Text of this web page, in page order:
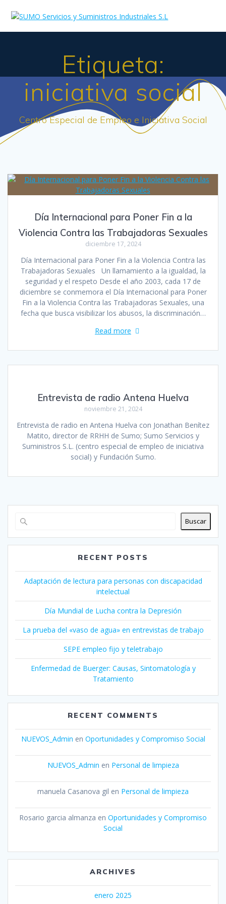
to
Etiqueta:
iniciativa social
Centro Especial de Empleo e Iniciativa Social
Día Internacional para Poner Fin a la
Violencia Contra las Trabajadoras Sexuales
diciembre 17, 2024
Día Internacional para Poner Fin a la Violencia Contra las
Trabajadoras Sexuales Un llamamiento a la igualdad, la
seguridad y el respeto Desde el año 2003, cada 17 de
diciembre se conmemora el Día Internacional para Poner
Fin a la Violencia Contra las Trabajadoras Sexuales, una
fecha que busca visibilizar los abusos, la discriminación…
Read more
Entrevista de radio Antena Huelva
noviembre 21, 2024
Entrevista de radio en Antena Huelva con Jonathan Benítez
Matito, director de RRHH de Sumo; Sumo Servicios y
Suministros S.L. (centro especial de empleo de iniciativa
social) y Fundación Sumo.
Buscar
RECENT POSTS
Adaptación de lectura para personas con discapacidad
intelectual
Día Mundial de Lucha contra la Depresión
La prueba del «vaso de agua» en entrevistas de trabajo
SEPE empleo fijo y teletrabajo
Enfermedad de Buerger: Causas, Sintomatología y
Tratamiento
RECENT COMMENTS
NUEVOS_Admin en Oportunidades y Compromiso Social
NUEVOS_Admin en Personal de limpieza
manuela Casanova gil en Personal de limpieza
Rosario garcia almanza en Oportunidades y Compromiso
Social
ARCHIVES
enero 2025